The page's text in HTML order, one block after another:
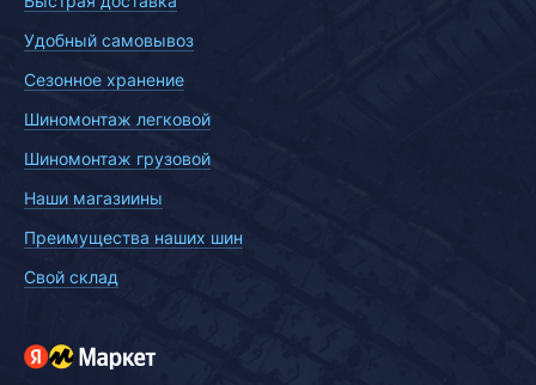
Удобный самовывоз
Сезонное хранение
Шиномонтаж легковой
Шиномонтаж грузовой
Наши магазиины
Преимущества наших шин
Свой склад